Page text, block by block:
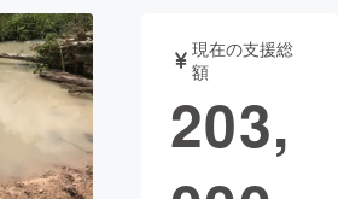
・ガジェット
書籍・雑誌
現在の支援総
額
203,